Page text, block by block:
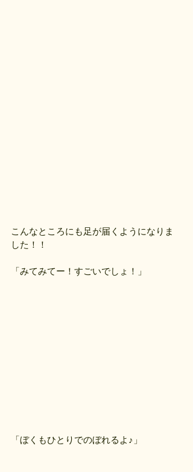
こんなところにも足が届くようになりま
した！！
「みてみてー！すごいでしょ！」
「ぼくもひとりでのぼれるよ♪」